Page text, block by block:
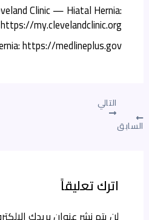
Clinic — Hiatal Hernia:
https://my.clevelandclinic.org
https://medlineplus.gov
السابق
التالي
اترك تعليقاً
لن يتم نشر عنوان بريدك